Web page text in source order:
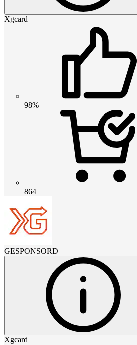
Xgcard
98%
864
GESPONSORD
Xgcard